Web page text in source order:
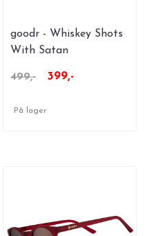
goodr - Whiskey Shots
With Satan
499,- 399,-
På lager